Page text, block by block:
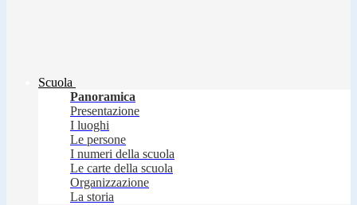
Scuola
Panoramica
Presentazione
I luoghi
Le persone
I numeri della scuola
Le carte della scuola
Organizzazione
La storia